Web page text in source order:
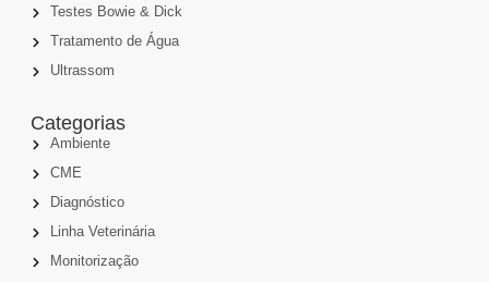
Testes Bowie & Dick
Tratamento de Água
Ultrassom
Categorias
Ambiente
CME
Diagnóstico
Linha Veterinária
Monitorização